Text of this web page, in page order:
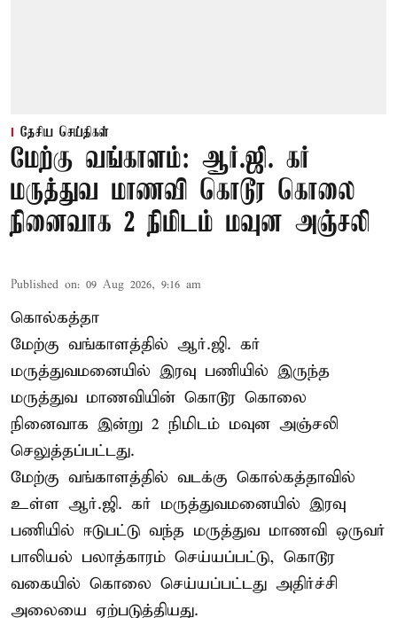
தேசிய செய்திகள்
மேற்கு வங்காளம்: ஆர்.ஜி. கர்
மருத்துவ மாணவி கொடூர கொலை
நினைவாக 2 நிமிடம் மவுன அஞ்சலி
Published on: 09 Aug 2026, 9:16 am
கொல்கத்தா
மேற்கு வங்காளத்தில் ஆர்.ஜி. கர்
மருத்துவமனையில் இரவு பணியில் இருந்த
மருத்துவ மாணவியின் கொடூர கொலை
நினைவாக இன்று 2 நிமிடம் மவுன அஞ்சலி
செலுத்தப்பட்டது.
மேற்கு வங்காளத்தில் வடக்கு கொல்கத்தாவில்
உள்ள ஆர்.ஜி. கர் மருத்துவமனையில் இரவு
பணியில் ஈடுபட்டு வந்த மருத்துவ மாணவி ஒருவர்
பாலியல் பலாத்காரம் செய்யப்பட்டு, கொடூர
வகையில் கொலை செய்யப்பட்டது அதிர்ச்சி
அலையை ஏற்படுத்தியது.